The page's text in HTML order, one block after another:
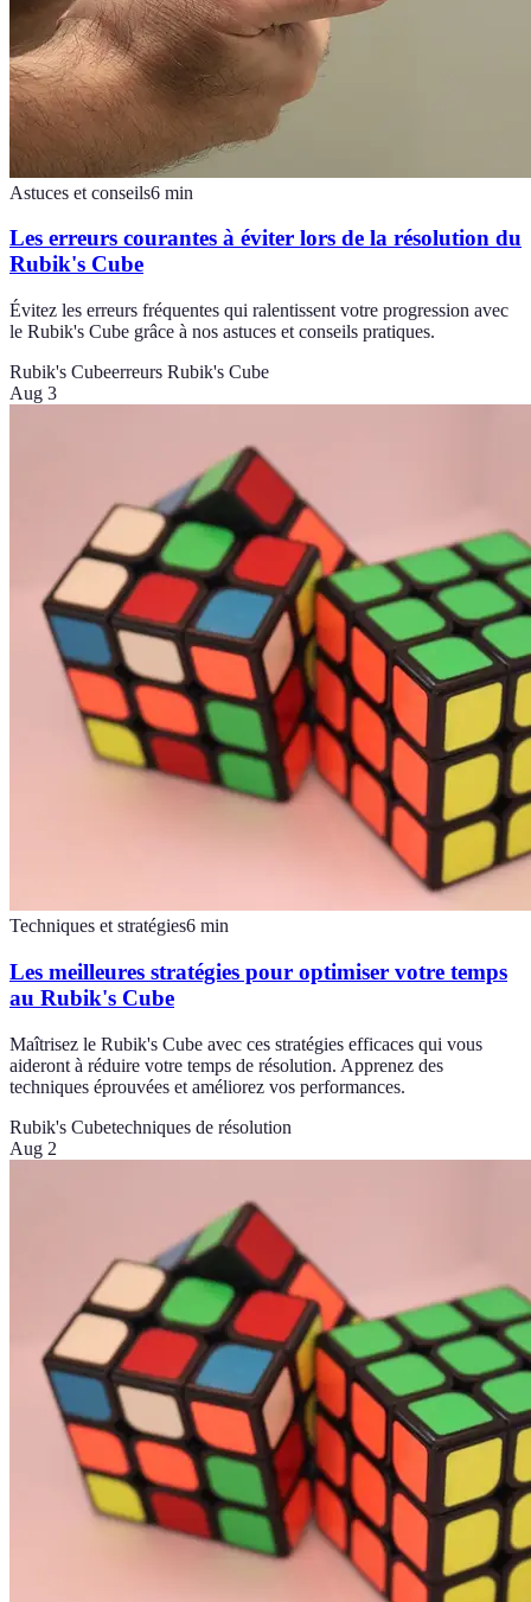
Astuces et conseils6 min
Les erreurs courantes à éviter lors de la résolution du
Rubik's Cube
Évitez les erreurs fréquentes qui ralentissent votre progression avec
le Rubik's Cube grâce à nos astuces et conseils pratiques.
Rubik's Cubeerreurs Rubik's Cube
Aug 3
Techniques et stratégies6 min
Les meilleures stratégies pour optimiser votre temps
au Rubik's Cube
Maîtrisez le Rubik's Cube avec ces stratégies efficaces qui vous
aideront à réduire votre temps de résolution. Apprenez des
techniques éprouvées et améliorez vos performances.
Rubik's Cubetechniques de résolution
Aug 2